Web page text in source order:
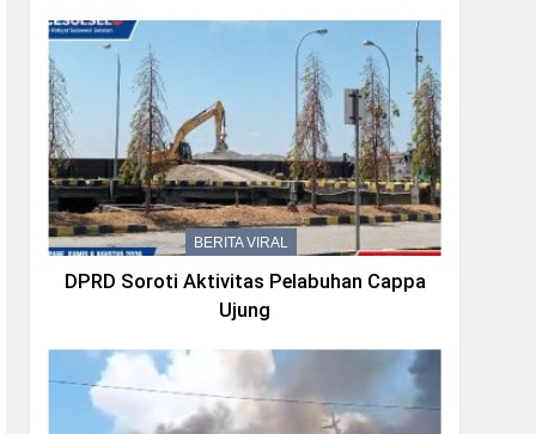
BERITA VIRAL
DPRD Soroti Aktivitas Pelabuhan Cappa
Ujung